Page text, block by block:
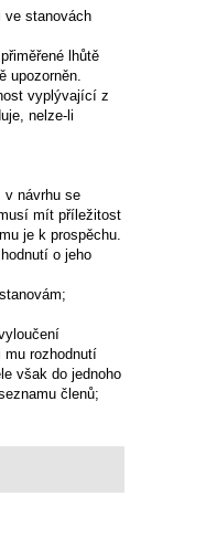
ve stanovách
lhůtě
upozorněn.
vyplývající z
nelze-li
v návrhu se
mít příležitost
je k prospěchu.
o jeho
mu rozhodnutí
však do jednoho
členů;